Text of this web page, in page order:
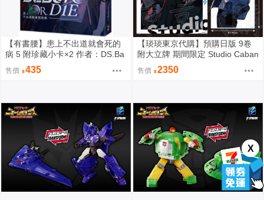
X
【有書腰】患上不出道就會死的
病 5 附珍藏小卡×2 作者：DS.Ba
ck/知翎文化輕小說/Avi書店
售價 435
【琰琰東京代購】預購日版 9卷
附大立牌 期間限定 Studio Caban
a 思密錄音室 日下優助 牧友佳里
售價 2350